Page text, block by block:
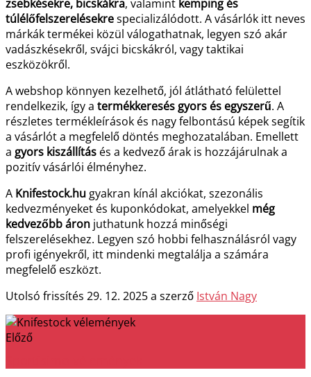
zsebkésekre, bicskákra, valamint kemping és
túlélőfelszerelésekrespecializálódott. A vásárlók itt neves
márkák termékei közül válogathatnak, legyen szó akár
vadászkésekről, svájci bicskákról, vagy taktikai
eszközökről.
A webshop könnyen kezelhető, jól átlátható felülettel
rendelkezik, így a termékkeresés gyors és egyszerű. A
részletes termékleírások és nagy felbontású képek segítik
a vásárlót a megfelelő döntés meghozatalában. Emellett
a gyors kiszállítás és a kedvező árak is hozzájárulnak a
pozitív vásárlói élményhez.
A Knifestock.hu gyakran kínál akciókat, szezonális
kedvezményeket és kuponkódokat, amelyekkel még
kedvezőbb áron juthatunk hozzá minőségi
felszerelésekhez. Legyen szó hobbi felhasználásról vagy
profi igényekről, itt mindenki megtalálja a számára
megfelelő eszközt.
Utolsó frissítés 29. 12. 2025 a szerző István Nagy
Előző